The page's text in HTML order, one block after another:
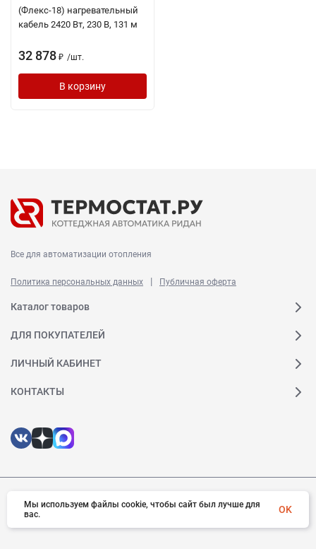
(Флекс-18) нагревательный
кабель 2420 Вт, 230 В, 131 м
32 878 ₽ /шт.
В корзину
Все для автоматизации отопления
Политика персональных данных | Публичная оферта
Каталог товаров
ДЛЯ ПОКУПАТЕЛЕЙ
ЛИЧНЫЙ КАБИНЕТ
КОНТАКТЫ
© 2026 Ридан. Все права защищены
Мы используем файлы cookie, чтобы сайт был лучше для
вас.
OK